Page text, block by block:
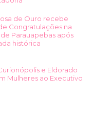
de Ouro recebe
Congratulações na
Parauapebas após
histórica
e Eldorado
Mulheres ao Executivo